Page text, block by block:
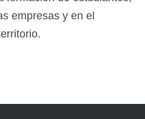
empresas y en el